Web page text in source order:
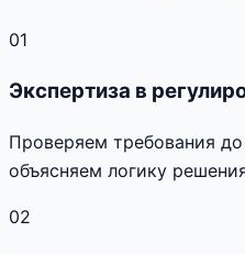
01
Экспертиза в
Проверяем требования до
объясняем логику
02